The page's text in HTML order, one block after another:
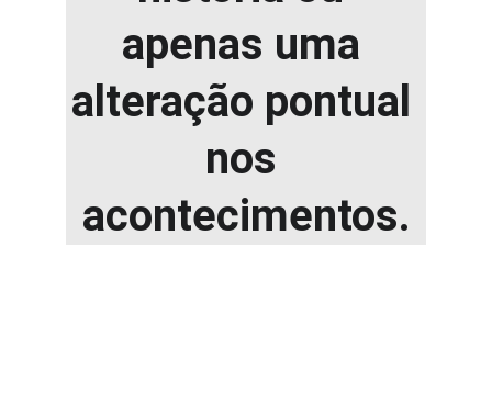
apenas uma
alteração pontual
nos
acontecimentos.